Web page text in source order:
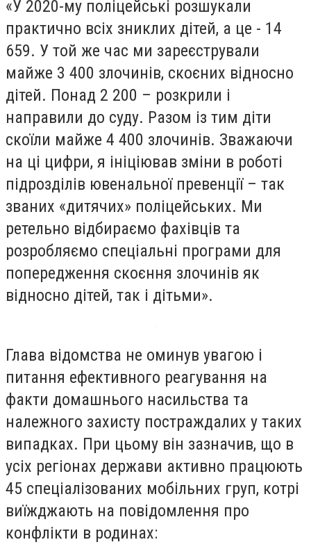
«У 2020-му поліцейські розшукали
практично всіх зниклих дітей, а це - 14
659. У той же час ми зареєстрували
майже 3 400 злочинів, скоєних відносно
дітей. Понад 2 200 – розкрили і
направили до суду. Разом із тим діти
скоїли майже 4 400 злочинів. Зважаючи
на ці цифри, я ініціював зміни в роботі
підрозділів ювенальної превенції – так
званих «дитячих» поліцейських. Ми
ретельно відбираємо фахівців та
розробляємо спеціальні програми для
попередження скоєння злочинів як
відносно дітей, так і дітьми».
Глава відомства не оминув увагою і
питання ефективного реагування на
факти домашнього насильства та
належного захисту постраждалих у таких
випадках. При цьому він зазначив, що в
усіх регіонах держави активно працюють
45 спеціалізованих мобільних груп, котрі
виїжджають на повідомлення про
конфлікти в родинах: